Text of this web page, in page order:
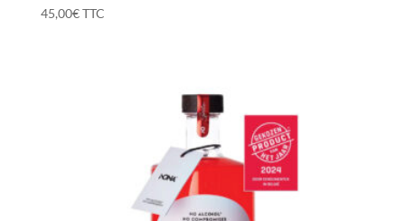
45,00€TTC